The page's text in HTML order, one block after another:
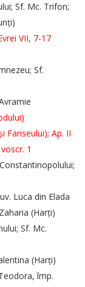
Sf. Mc. Trifon;
VII, 7-17
Sf.
Fariseului); Ap. II
1
Luca din Elada
(Harți)
Sf. Mc.
(Harți)
împ.